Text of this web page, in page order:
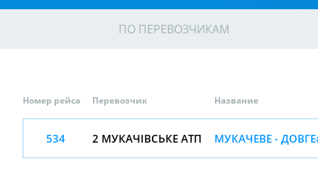
ПО ПЕРЕВОЗЧИКАМ
Номер рейса Перевозчик Название
534 2 МУКАЧІВСЬКЕ АТП МУКАЧЕВЕ -